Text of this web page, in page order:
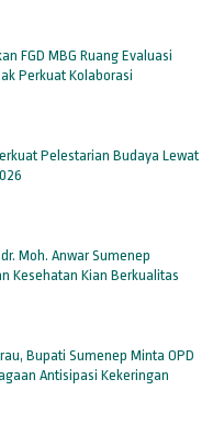
FGD MBG Ruang Evaluasi
Perkuat Kolaborasi
Pelestarian Budaya Lewat
Moh. Anwar Sumenep
Kesehatan Kian Berkualitas
Bupati Sumenep Minta OPD
Antisipasi Kekeringan